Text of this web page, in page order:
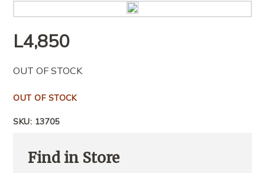
tjerët
L4,850
OUT OF STOCK
OUT OF STOCK
SKU: 13705
Find in Store